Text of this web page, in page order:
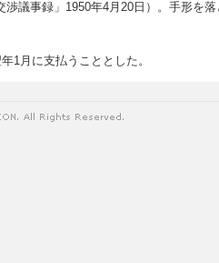
渉議事録」1950年4月20日）。手形を
1月に支払うこととした。